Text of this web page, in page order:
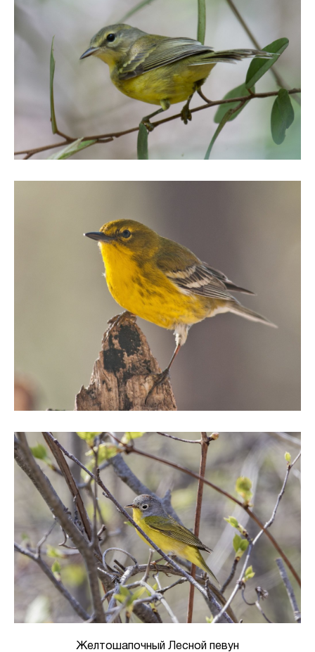
Желтошапочный Лесной певун